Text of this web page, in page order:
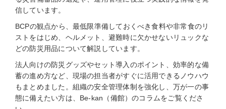
信しています。
BCPの観点から、最低限準備しておくべき食料や非常食のリ
ストをはじめ、ヘルメット、避難時に欠かせないリュックな
どの防災用品について解説しています。
法人向けの防災グッズやセット導入のポイント、効率的な備
蓄の進め方など、現場の担当者がすぐに活用できるノウハウ
もまとめました。組織の安全管理体制を強化し、万が一の事
態に備えたい方は、Be-kan（備館）のコラムをご覧くださ